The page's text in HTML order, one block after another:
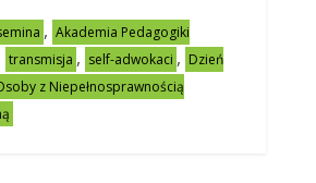
, Akademia Pedagogiki
transmisja , self-adwokaci , Dzień
z Niepełnosprawnością